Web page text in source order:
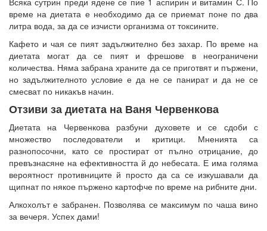
време на диетата е необходимо да се приемат поне по два
литра вода, за да се изчисти организма от токсините.
Кафето и чая се пият задължително без захар. По време на
диетата могат да се пият и фрешове в неограничени
количества. Няма забрана храните да се приготвят и пържени,
но задължителното условие е да не се панират и да не се
смесват по никакъв начин.
Отзиви за диетата на Ваня Червенкова
Диетата на Червенкова разбуни духовете и се сдоби с
множество последователи и критици. Мненията са
разнопосочни, като се простират от пълно отрицание, до
превъзнасяне на ефективността й до небесата. Е има голяма
вероятност противниците й просто да са се изкушавали да
щипнат по някое пържено картофче по време на рибните дни.
Алкохолът е забранен. Позволява се максимум по чаша вино
за вечеря. Успех дами!